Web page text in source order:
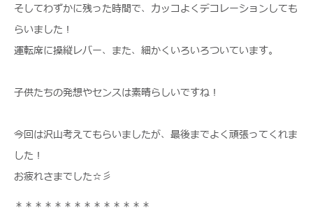
そしてわずかに残った時間で、カッコよくデコレーションしても
らいました！
運転席に操縦レバー、また、細かくいろいろついています。
子供たちの発想やセンスは素晴らしいですね！
今回は沢山考えてもらいましたが、最後までよく頑張ってくれま
した！
お疲れさまでした☆彡
＊＊＊＊＊＊＊＊＊＊＊＊＊＊